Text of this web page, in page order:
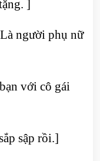
]
người phụ nữ
với cô gái
sập rồi.]